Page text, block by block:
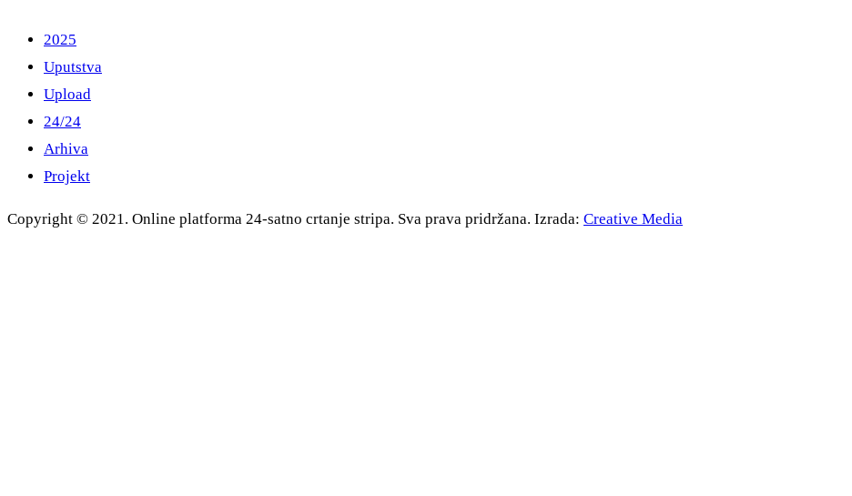
2025
Uputstva
Upload
24/24
Arhiva
Projekt
Copyright © 2021. Online platforma 24-satno crtanje stripa. Sva prava pridržana. Izrada: Creative Media